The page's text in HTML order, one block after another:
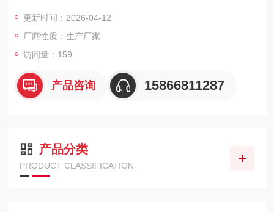
探针堵塞报警功能，配备背光显示屏与USB接口，机身轻巧便
携，是食品、饮料及制药包装质量管控的实用工具。
更新时间：2026-04-12
厂商性质：生产厂家
访问量：159
产品咨询 15866811287
产品分类
PRODUCT CLASSIFICATION